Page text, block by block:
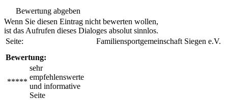
Bewertung abgeben
Wenn Sie diesen Eintrag nicht bewerten wollen,
ist das Aufrufen dieses Dialoges absolut sinnlos.
Seite:
Familiensportgemeinschaft Siegen e.V.
Bewertung:
*****
sehr
empfehlenswerte
und informative
Seite